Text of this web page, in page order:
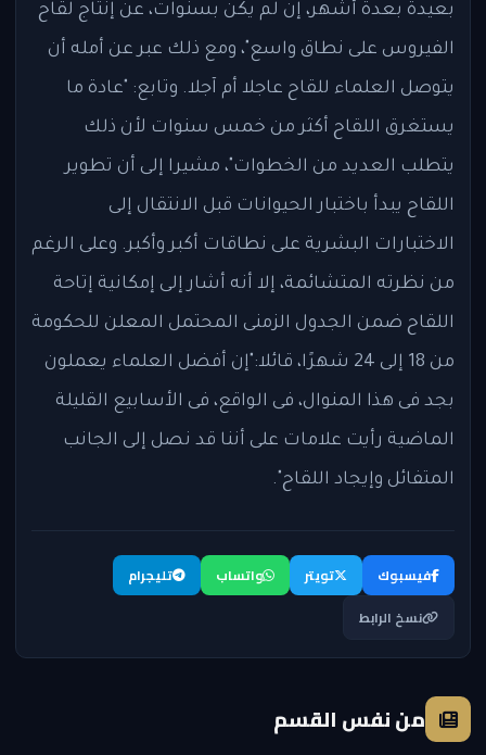
بعيدة بعدة أشهر، إن لم يكن بسنوات، عن إنتاج لقاح
الفيروس على نطاق واسع"، ومع ذلك عبر عن أمله أن
يتوصل العلماء للقاح عاجلا أم آجلا. وتابع: "عادة ما
يستغرق اللقاح أكثر من خمس سنوات لأن ذلك
يتطلب العديد من الخطوات"، مشيرا إلى أن تطوير
اللقاح يبدأ باختبار الحيوانات قبل الانتقال إلى
الاختبارات البشرية على نطاقات أكبر وأكبر. وعلى الرغم
من نظرته المتشائمة، إلا أنه أشار إلى إمكانية إتاحة
اللقاح ضمن الجدول الزمنى المحتمل المعلن للحكومة
من 18 إلى 24 شهرًا، قائلا:"إن أفضل العلماء يعملون
بجد فى هذا المنوال، فى الواقع، فى الأسابيع القليلة
الماضية رأيت علامات على أننا قد نصل إلى الجانب
المتفائل وإيجاد اللقاح".
فيسبوك تويتر واتساب
تليجرام
نسخ الرابط
من نفس القسم